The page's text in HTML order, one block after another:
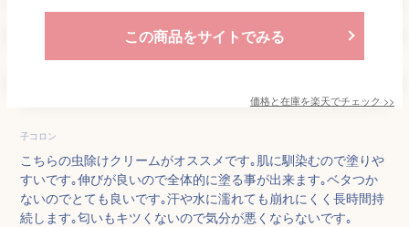
この商品をサイトでみる
価格と在庫を楽天でチェック >>
子コロン
こちらの虫除けクリームがオススメです｡肌に馴染むので塗りや
すいです｡伸びが良いので全体的に塗る事が出来ます｡ベタつか
ないのでとても良いです｡汗や水に濡れても崩れにくく長時間持
続します｡匂いもキツくないので気分が悪くならないです｡